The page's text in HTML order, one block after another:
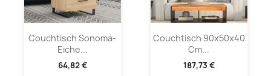
Couchtisch Sonoma-
Eiche...
64,82 €
Couchtisch 90x50x40
Cm...
187,73 €